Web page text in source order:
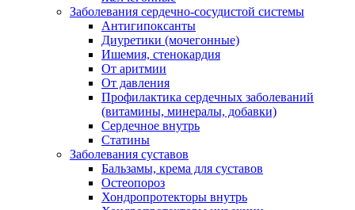
Заболевания сердечно-сосудистой системы
Антигипоксанты
Диуретики (мочегонные)
Ишемия, стенокардия
От аритмии
От давления
Профилактика сердечных заболеваний
(витамины, минералы, добавки)
Сердечное внутрь
Статины
Заболевания суставов
Бальзамы, крема для суставов
Остеопороз
Хондропротекторы внутрь